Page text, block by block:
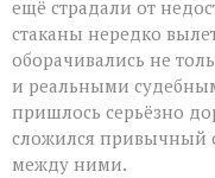
ещё страдали от
стаканы нередко
оборачивались не
и реальными
пришлось серьёзно
сложился привычный
между ними.